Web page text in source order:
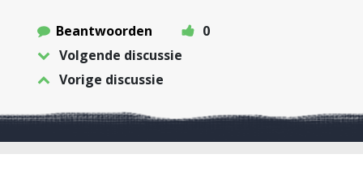
Beantwoorden
0
Volgende discussie
Vorige discussie